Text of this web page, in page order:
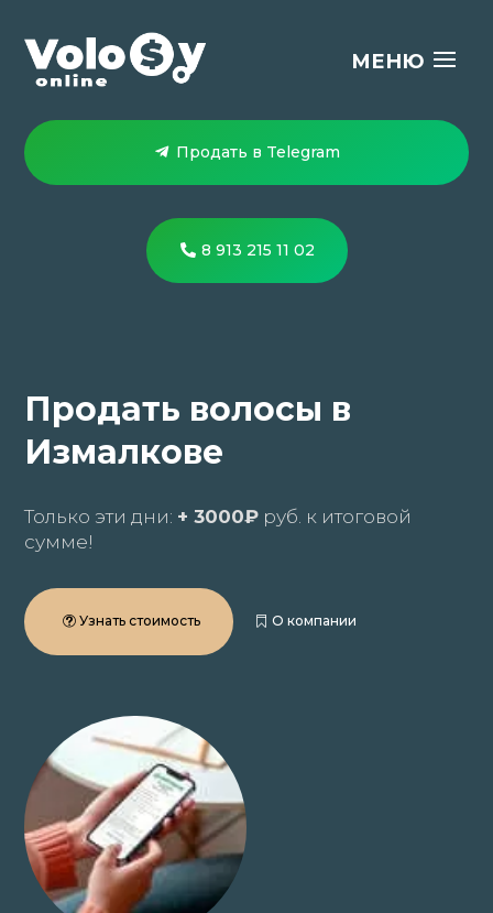
Продать в Telegram
8 913 215 11 02
Продать волосы в
Измалкове
Только эти дни: + 3000₽ руб. к итоговой
сумме!
Узнать стоимость О компании